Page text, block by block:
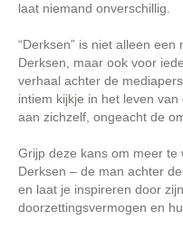
laat niemand onverschillig.
“Derksen” is niet alleen
Derksen, maar ook voor
verhaal achter de
intiem kijkje in het leven
aan zichzelf, ongeacht de
Grijp deze kans om meer
Derksen – de man achter
en laat je inspireren door
doorzettingsvermogen en